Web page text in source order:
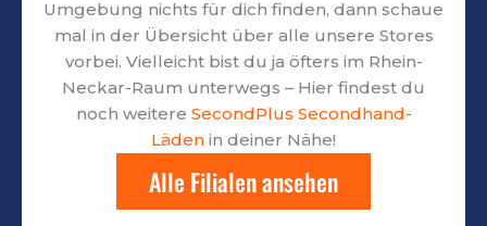
Umgebung nichts für dich finden, dann schaue
mal in der Übersicht über alle unsere Stores
vorbei. Vielleicht bist du ja öfters im Rhein-
Neckar-Raum unterwegs – Hier findest du
noch weitere SecondPlus Secondhand-
Läden in deiner Nähe!
Alle Filialen ansehen